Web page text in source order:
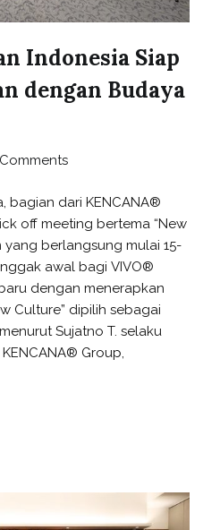
Indonesia Siap
dengan Budaya
bagian dari KENCANA®
off meeting bertema “New
yang berlangsung mulai 15-
awal bagi VIVO®
dengan menerapkan
Culture” dipilih sebagai
Sujatno T. selaku
Group,